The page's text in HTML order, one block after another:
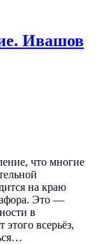
Ивашов
что многие
на краю
Это —
в
всерьёз,